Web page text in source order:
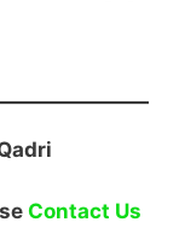
Contact Us